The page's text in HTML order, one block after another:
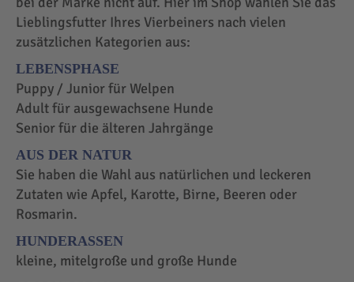
Lieblingsfutter Ihres Vierbeiners nach vielen
zusätzlichen Kategorien aus:
LEBENSPHASE
Puppy / Junior für Welpen
Adult für ausgewachsene Hunde
Senior für die älteren Jahrgänge
AUS DER NATUR
Sie haben die Wahl aus natürlichen und leckeren
Zutaten wie Apfel, Karotte, Birne, Beeren oder
Rosmarin.
HUNDERASSEN
kleine, mitelgroße und große Hunde